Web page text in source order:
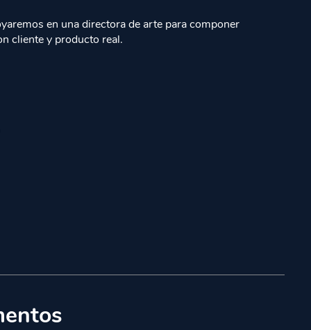
en una directora de arte para componer
cliente y producto real.